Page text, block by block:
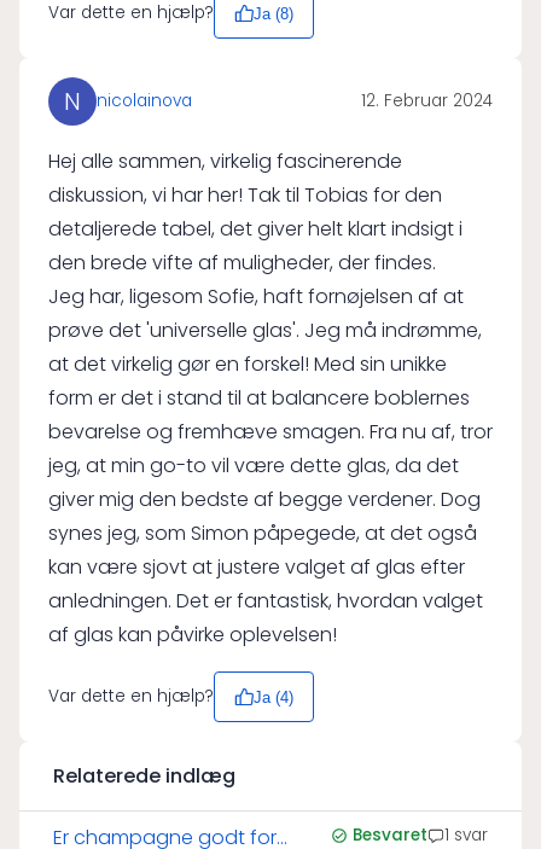
Var dette en hjælp? Ja (8)
N nicolainova 12. Februar 2024
Hej alle sammen, virkelig fascinerende
diskussion, vi har her! Tak til Tobias for den
detaljerede tabel, det giver helt klart indsigt i
den brede vifte af muligheder, der findes.
Jeg har, ligesom Sofie, haft fornøjelsen af at
prøve det 'universelle glas'. Jeg må indrømme,
at det virkelig gør en forskel! Med sin unikke
form er det i stand til at balancere boblernes
bevarelse og fremhæve smagen. Fra nu af, tror
jeg, at min go-to vil være dette glas, da det
giver mig den bedste af begge verdener. Dog
synes jeg, som Simon påpegede, at det også
kan være sjovt at justere valget af glas efter
anledningen. Det er fantastisk, hvordan valget
af glas kan påvirke oplevelsen!
Var dette en hjælp? Ja (4)
Relaterede indlæg
Er champagne godt for
Besvaret
1 svar